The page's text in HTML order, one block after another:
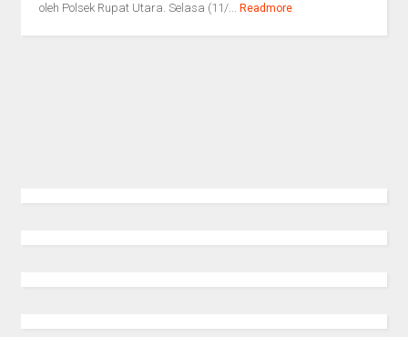
oleh Polsek Rupat Utara. Selasa (11/... Readmore